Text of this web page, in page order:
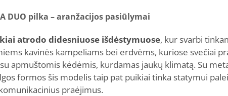
DUO pilka – aranžacijos pasiūlymai
atrodo didesniuose išdėstymuose, kur svarbi
kavinės kampeliams bei erdvėms, kuriose svečiai
apmuštomis kėdėmis, kurdamas jaukų klimatą. Su
formos šis modelis taip pat puikiai tinka statymui
praėjimus.